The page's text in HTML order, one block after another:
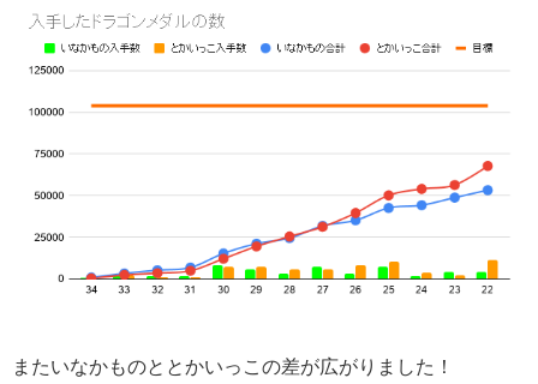
またいなかものととかいっこの差が広がりました！